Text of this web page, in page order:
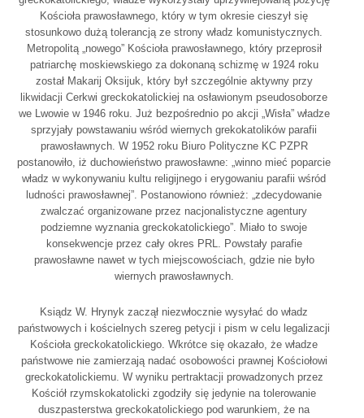
Kościoła prawosławnego, który w tym okresie cieszył się
stosunkowo dużą tolerancją ze strony władz komunistycznych.
Metropolitą „nowego” Kościoła prawosławnego, który przeprosił
patriarchę moskiewskiego za dokonaną schizmę w 1924 roku
został Makarij Oksijuk, który był szczególnie aktywny przy
likwidacji Cerkwi greckokatolickiej na osławionym pseudosoborze
we Lwowie w 1946 roku. Już bezpośrednio po akcji „Wisła” władze
sprzyjały powstawaniu wśród wiernych grekokatolików parafii
prawosławnych. W 1952 roku Biuro Polityczne KC PZPR
postanowiło, iż duchowieństwo prawosławne: „winno mieć poparcie
władz w wykonywaniu kultu religijnego i erygowaniu parafii wśród
ludności prawosławnej”. Postanowiono również: „zdecydowanie
zwalczać organizowane przez nacjonalistyczne agentury
podziemne wyznania greckokatolickiego”. Miało to swoje
konsekwencje przez cały okres PRL. Powstały parafie
prawosławne nawet w tych miejscowościach, gdzie nie było
wiernych prawosławnych.
Ksiądz W. Hrynyk zaczął niezwłocznie wysyłać do władz
państwowych i kościelnych szereg petycji i pism w celu legalizacji
Kościoła greckokatolickiego. Wkrótce się okazało, że władze
państwowe nie zamierzają nadać osobowości prawnej Kościołowi
greckokatolickiemu. W wyniku pertraktacji prowadzonych przez
Kościół rzymskokatolicki zgodziły się jedynie na tolerowanie
duszpasterstwa greckokatolickiego pod warunkiem, że na